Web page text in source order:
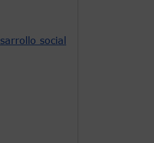
social